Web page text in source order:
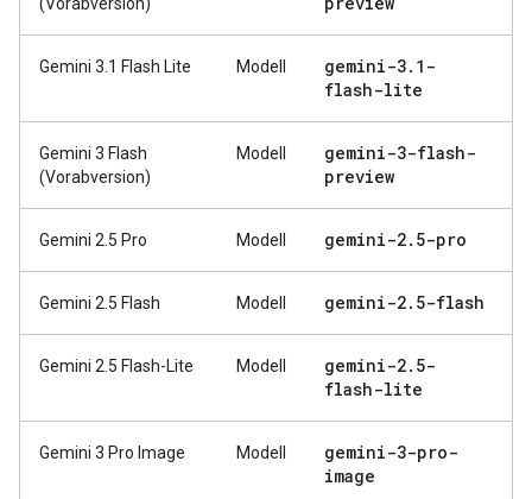
Gemini 3.1 Flash Lite Modell gemini-3. 1-
flash-lite
Gemini 3 Flash
(Vorabversion)
Modell
gemini-3-flash-
preview
Gemini 2.5 Pro Modell gemini-2. 5-pro
Gemini 2.5 Flash Modell gemini-2. 5-flash
Gemini 2.5 Flash-Lite Modell gemini-2. 5-
flash-lite
Gemini 3 Pro Image Modell
gemini-3-pro-
image